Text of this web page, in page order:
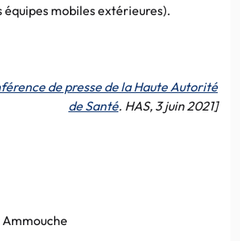
mobiles extérieures).
de presse de la Haute Autorité
de Santé. HAS, 3 juin 2021]